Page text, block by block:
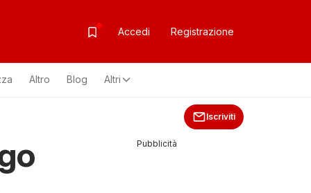
Accedi Registrazione
Altro Blog Altri
Iscriviti
Pubblicità